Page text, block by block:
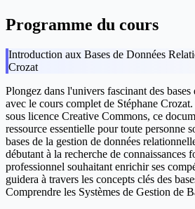
Programme du cours
Introduction aux Bases de Données
Crozat
Plongez dans l'univers fascinant des
avec le cours complet de Stéphane
sous licence Creative Commons, ce
ressource essentielle pour toute personne
bases de la gestion de données
débutant à la recherche de connaissances
professionnel souhaitant enrichir ses
guidera à travers les concepts clés des
Comprendre les Systèmes de Gestion de